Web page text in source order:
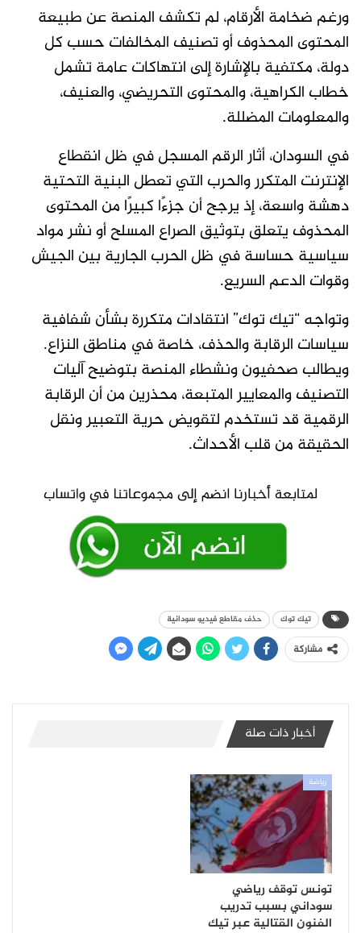
ورغم ضخامة الأرقام، لم تكشف المنصة عن طبيعة
المحتوى المحذوف أو تصنيف المخالفات حسب كل
دولة، مكتفية بالإشارة إلى انتهاكات عامة تشمل
خطاب الكراهية، والمحتوى التحريضي، والعنيف،
والمعلومات المضللة.
في السودان، أثار الرقم المسجل في ظل انقطاع
الإنترنت المتكرر والحرب التي تعطل البنية التحتية
دهشة واسعة، إذ يرجح أن جزءًا كبيرًا من المحتوى
المحذوف يتعلق بتوثيق الصراع المسلح أو نشر مواد
سياسية حساسة في ظل الحرب الجارية بين الجيش
وقوات الدعم السريع.
وتواجه “تيك توك” انتقادات متكررة بشأن شفافية
سياسات الرقابة والحذف، خاصة في مناطق النزاع.
ويطالب صحفيون ونشطاء المنصة بتوضيح آليات
التصنيف والمعايير المتبعة، محذرين من أن الرقابة
الرقمية قد تستخدم لتقويض حرية التعبير ونقل
الحقيقة من قلب الأحداث.
تيك توك حذف مقاطع فيديو سودانية
مشاركة
أخبار ذات صلة
رياضة
تونس توقف رياضي
سوداني بسبب تدريب
الفنون القتالية عبر تيك